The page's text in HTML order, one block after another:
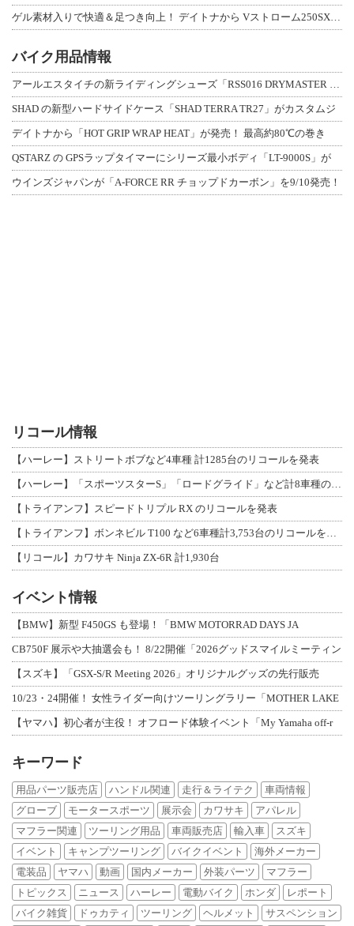
ゲル素材入りで快適＆足つき向上！ デイトナから Vストローム250SX用「快適ロ
バイク用品情報
アールエスタイチの新ライディングシューズ「RSS016 DRYMASTER スト
SHAD の新型ハードサイドケース「SHAD TERRA TR27」がカスタムジ
デイトナから「HOT GRIP WRAP HEAT」が発売！ 最高約80℃の巻き
QSTARZ の GPSラップタイマーにシリーズ最小ボディ「LT-9000S」が
ウインズジャパンが「A-FORCE RR チョップドカーボン」を9/10発売！
リコール情報
【ハーレー】ストリートボブなど4車種 計1285台のリコールを発表
【ハーレー】「スポーツスターS」「ロードグライド」など計8車種のリコールを発表
【トライアンフ】スピードトリプル RX のリコールを発表
【トライアンフ】ボンネビル T100 など6車種計3,753台のリコールを発表
【リコール】カワサキ Ninja ZX-6R 計1,930台
イベント情報
【BMW】新型 F450GS も登場！「BMW MOTORRAD DAYS JA
CB750F 展示や大抽選会も！ 8/22開催「2026グッドスマイルミーティン
【スズキ】「GSX-S/R Meeting 2026」オリジナルグッズの先行販売
10/23・24開催！ 女性ライダー向けツーリングラリー「MOTHER LAKE
【ヤマハ】初心者が主役！ オフロード体験イベント「My Yamaha off-r
キーワード
用品パーツ販売店 ハンドル関連 走行＆ライテク
車両情報
グローブ
モータースポーツ 展示会 カワサキ
アパレル
マフラー関連
ツーリング用品 車両販売店 輸入車
スズキ
イベント
キャンプツーリング バイクイベント
海外メーカー
電装品
ヤマハ 動画 国内メーカー 外装パーツ
マフラー
トピックス
ニュース ハーレー 電動バイク ホンダ
レポート
バイク雑貨
ドゥカティ ツーリング ヘルメット サスペンション